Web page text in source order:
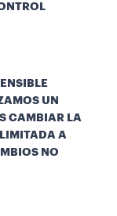
UN
CAMBIAR LA
A
NO